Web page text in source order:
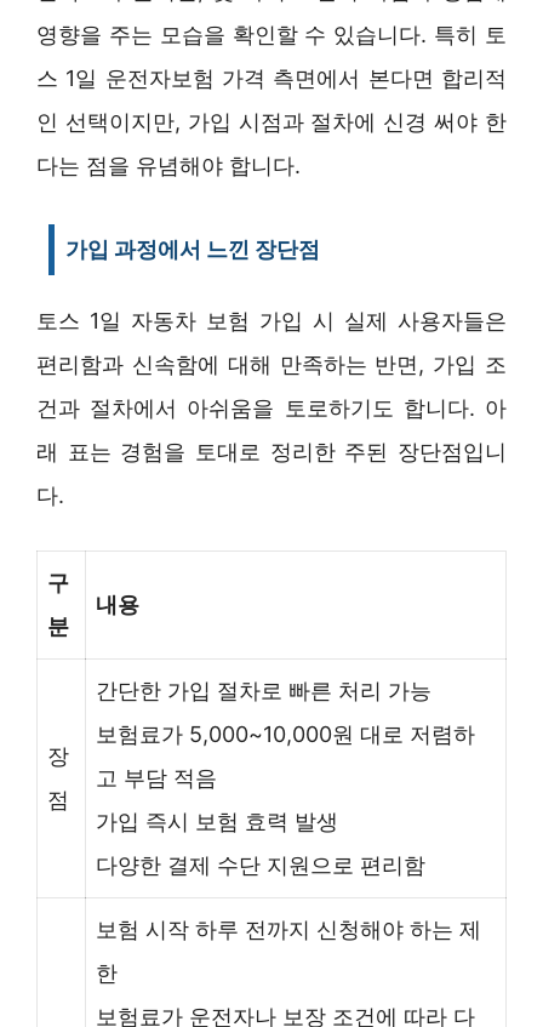
영향을 주는 모습을 확인할 수 있습니다. 특히 토
스 1일 운전자보험 가격 측면에서 본다면 합리적
인 선택이지만, 가입 시점과 절차에 신경 써야 한
다는 점을 유념해야 합니다.
가입 과정에서 느낀 장단점
토스 1일 자동차 보험 가입 시 실제 사용자들은
편리함과 신속함에 대해 만족하는 반면, 가입 조
건과 절차에서 아쉬움을 토로하기도 합니다. 아
래 표는 경험을 토대로 정리한 주된 장단점입니
다.
구
분
내용
장
점
간단한 가입 절차로 빠른 처리 가능
보험료가 5,000~10,000원 대로 저렴하
고 부담 적음
가입 즉시 보험 효력 발생
다양한 결제 수단 지원으로 편리함
보험 시작 하루 전까지 신청해야 하는 제
한
보험료가 운전자나 보장 조건에 따라 다